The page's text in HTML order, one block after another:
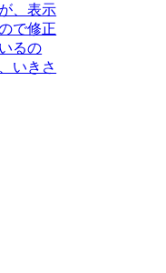
、表示
で修正
るの
いきさ